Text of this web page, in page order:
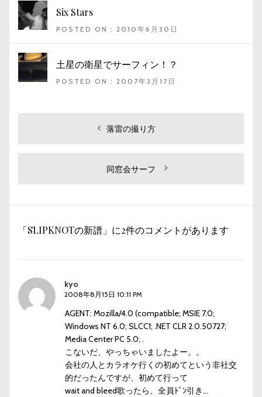
Six Stars
POSTED ON : 2010年6月30日
土星の衛星でサーフィン！？
POSTED ON : 2007年3月17日
シ
過
投
落雷の撮り方
次
稿:
同窓会サーフ
「SLIPKNOTの新譜」に2件のコメントがあります
kyo
2008年8月15日 10:11 PM
AGENT: Mozilla/4.0 (compatible; MSIE 7.0;
Windows NT 6.0; SLCC1; .NET CLR 2.0.50727;
Media Center PC 5.0; .
こないだ、やっちゃいましたよー。。
会社の人とカラオケ行くの初めてという非社交
的だったんですが、初めて行って
wait and bleed歌ったら、全員ﾄﾞﾝ引き…